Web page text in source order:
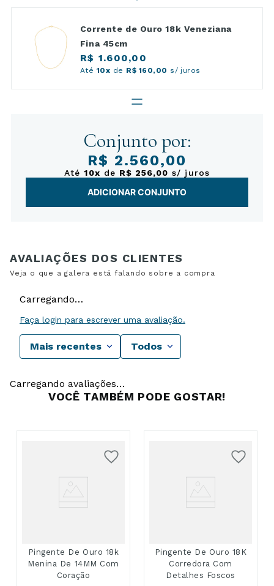
Corrente de Ouro 18k Veneziana
Fina 45cm
R$ 1.600,00
Até 10x de R$ 160,00 s/ juros
Conjunto por:
R$ 2.560,00
Até10x de R$ 256,00 s/ juros
ADICIONAR CONJUNTO
Carregando…
Faça login para escrever uma avaliação.
Mais recentes Todos
Carregando avaliações…
VOCÊ TAMBÉM PODE GOSTAR!
Pingente De Ouro 18k
Menina De 14MM Com
Coração
Pingente De Ouro 18K
Corredora Com
Detalhes Foscos